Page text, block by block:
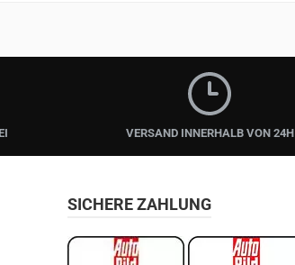
VERSAND INNERHALB VON 24H
SICHERE ZAHLUNG